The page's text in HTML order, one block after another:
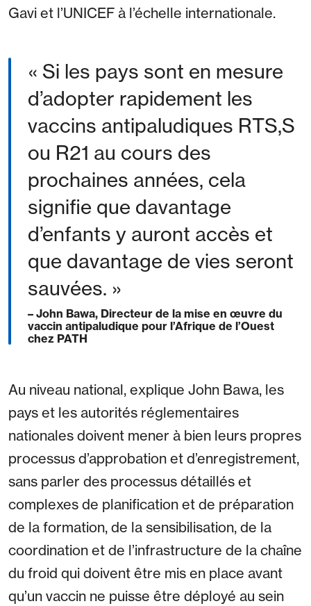
Gavi et l’UNICEF à l’échelle internationale.
« Si les pays sont en mesure
d’adopter rapidement les
vaccins antipaludiques RTS,S
ou R21 au cours des
prochaines années, cela
signifie que davantage
d’enfants y auront accès et
que davantage de vies seront
sauvées. »
– John Bawa, Directeur de la mise en œuvre du
vaccin antipaludique pour l’Afrique de l’Ouest
chez PATH
Au niveau national, explique John Bawa, les
pays et les autorités réglementaires
nationales doivent mener à bien leurs propres
processus d’approbation et d’enregistrement,
sans parler des processus détaillés et
complexes de planification et de préparation
de la formation, de la sensibilisation, de la
coordination et de l’infrastructure de la chaîne
du froid qui doivent être mis en place avant
qu’un vaccin ne puisse être déployé au sein